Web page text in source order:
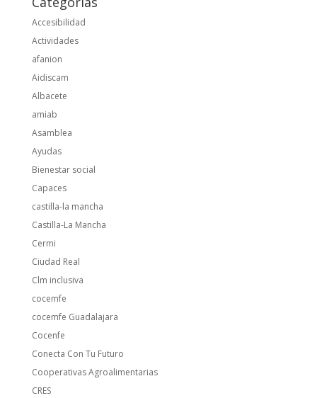
Accesibilidad
Actividades
afanion
Aidiscam
Albacete
amiab
Asamblea
Ayudas
Bienestar social
Capaces
castilla-la mancha
Castilla-La Mancha
Cermi
Ciudad Real
Clm inclusiva
cocemfe
cocemfe Guadalajara
Cocenfe
Conecta Con Tu Futuro
Cooperativas Agroalimentarias
CRES